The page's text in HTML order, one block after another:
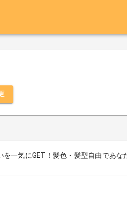
一気にGET！髪色・髪型自由であな